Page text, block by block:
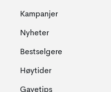
Kampanjer
Nyheter
Bestselgere
Høytider
Gavetips